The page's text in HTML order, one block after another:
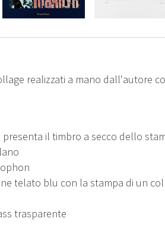
realizzati a mano dall'autore
il timbro a secco dello
telato blu con la stampa di un
trasparente